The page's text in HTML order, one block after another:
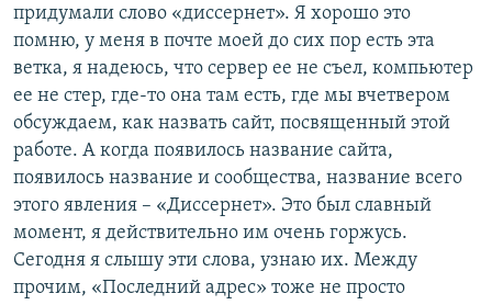
придумали слово «диссернет». Я хорошо это
помню, у меня в почте моей до сих пор есть эта
ветка, я надеюсь, что сервер ее не съел, компьютер
ее не стер, где-то она там есть, где мы вчетвером
обсуждаем, как назвать сайт, посвященный этой
работе. А когда появилось название сайта,
появилось название и сообщества, название всего
этого явления – «Диссернет». Это был славный
момент, я действительно им очень горжусь.
Сегодня я слышу эти слова, узнаю их. Между
прочим, «Последний адрес» тоже не просто